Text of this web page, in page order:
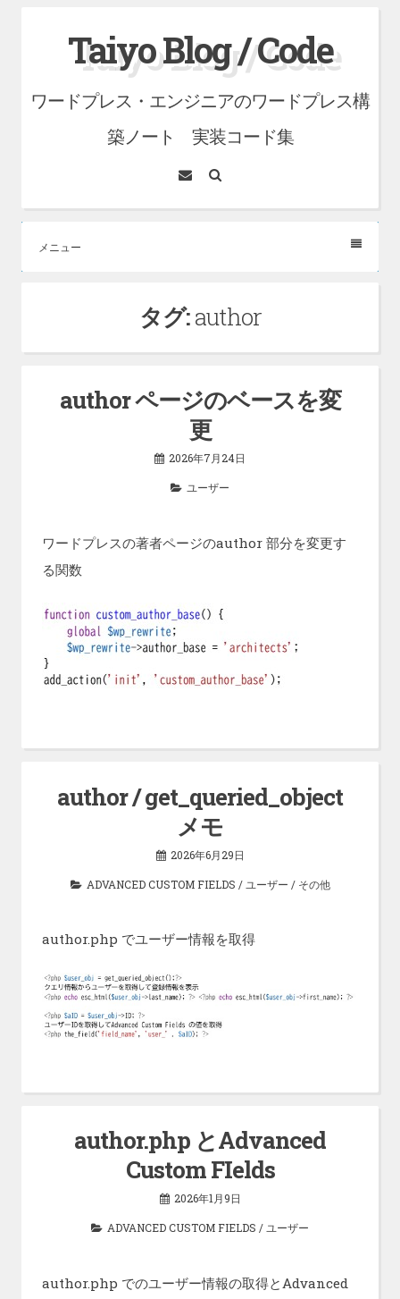
ン
キ
Taiyo Blog / Code
ワードプレス・エンジニアのワードプレス構
築ノート 実装コード集
メ
メニュー
タグ:author
author ページのベースを変
更
2026年7月24日
ユーザー
ワードプレスの著者ページのauthor 部分を変更す
る関数
author / get_queried_object
メモ
2026年6月29日
ADVANCED CUSTOM FIELDS / ユーザー / その他
author.php でユーザー情報を取得
author.php とAdvanced
Custom FIelds
2026年1月9日
ADVANCED CUSTOM FIELDS /ユーザー
author.php でのユーザー情報の取得とAdvanced